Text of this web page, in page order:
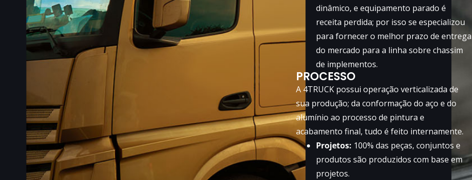
dinâmico, e equipamento parado é
receita perdida; por isso se especializou
para fornecer o melhor prazo de entrega
do mercado para a linha sobre chassim
de implementos.
PROCESSO
A 4TRUCK possui operação verticalizada de
sua produção; da conformação do aço e do
alumínio ao processo de pintura e
acabamento final, tudo é feito internamente.
Projetos: 100% das peças, conjuntos e
produtos são produzidos com base em
projetos.